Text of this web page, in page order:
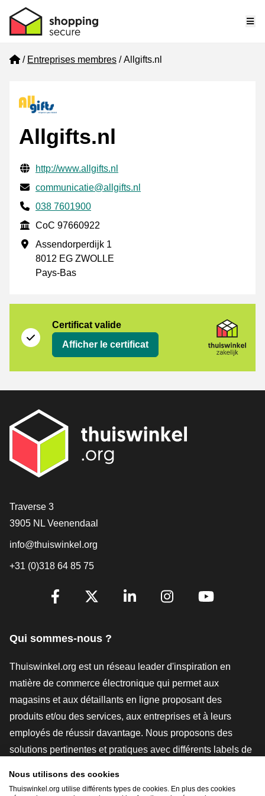
Home
Entreprises membres Allgifts.nl
Allgifts.nl
Informations de contact vérifiées
Website URL
http://www.allgifts.nl
E-mail
communicatie@allgifts.nl
Phone number
038 7601900
CoC
CoC 97660922
Adresse professionnelle
Assendorperdijk 1
8012 EG ZWOLLE
Pays-Bas
Certificat valide
Afficher le certificat
[_General:Contact]
Traverse 3
3905 NL Veenendaal
info@thuiswinkel.org
+31 (0)318 64 85 75
[_General:SocialMediaTitle]
Qui sommes-nous ?
Thuiswinkel.org est un réseau leader d'inspiration en
matière de commerce électronique qui permet aux
magasins et aux détaillants en ligne proposant des
produits et/ou des services, aux entreprises et à leurs
employés de réussir davantage. Nous proposons des
solutions pertinentes et pratiques avec différents labels de
Nous utilisons des cookies
Thuiswinkel.org utilise différents types de cookies. En plus des cookies